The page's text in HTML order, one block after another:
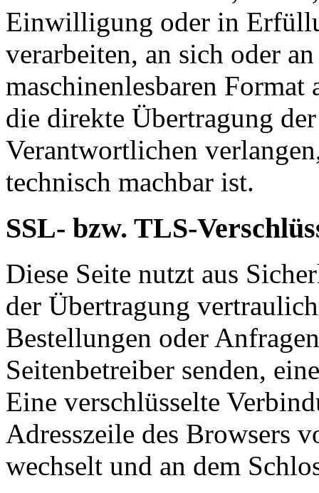
Einwilligung oder in
verarbeiten, an sich oder
maschinenlesbaren Format
die direkte Übertragung
Verantwortlichen
technisch machbar ist.
SSL- bzw. TLS-
Diese Seite nutzt aus
der Übertragung
Bestellungen oder
Seitenbetreiber senden,
Eine verschlüsselte
Adresszeile des Browsers
wechselt und an dem